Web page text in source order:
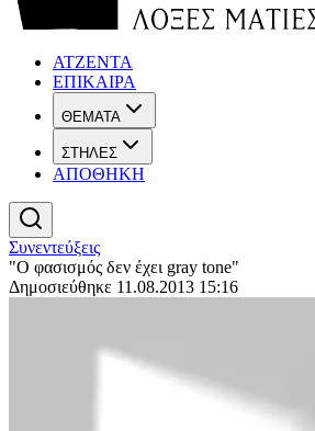
ΑΤΖΕΝΤΑ
ΕΠΙΚΑΙΡΑ
ΘΕΜΑΤΑ
ΣΤΗΛΕΣ
ΑΠΟΘΗΚΗ
Συνεντεύξεις
"Ο φασισμός δεν έχει gray tone"
Δημοσιεύθηκε 11.08.2013 15:16